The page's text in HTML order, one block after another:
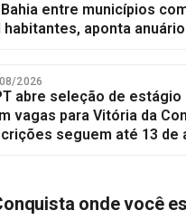
entre municípios
habitantes, aponta anuário
2026
abre seleção de estágio
vagas para Vitória da
seguem até 13 de
onde você